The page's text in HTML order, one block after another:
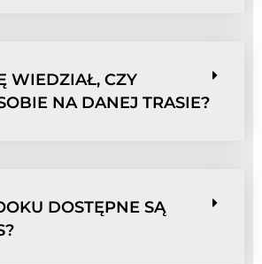
WIEDZIAŁ, CZY
NA DANEJ TRASIE?
DOSTĘPNE SĄ